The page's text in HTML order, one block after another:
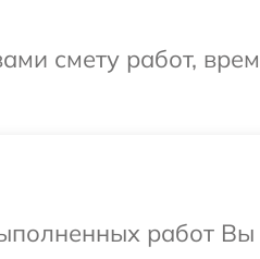
смету работ,
работ